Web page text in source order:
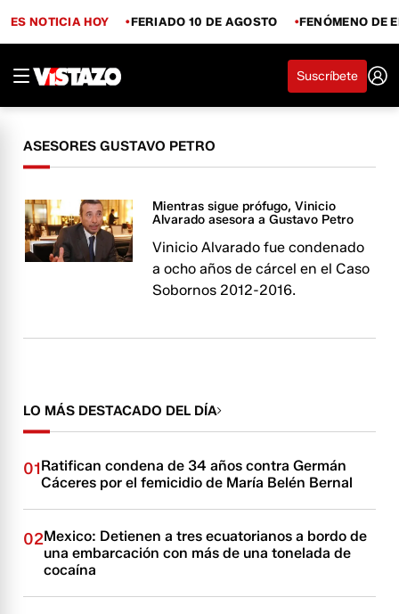
ES NOTICIA HOY FERIADO 10 DE AGOSTO FENÓMENO DE
Suscríbete
ASESORES GUSTAVO PETRO
Mientras sigue prófugo, Vinicio
Alvarado asesora a Gustavo Petro
Vinicio Alvarado fue condenado
a ocho años de cárcel en el Caso
Sobornos 2012-2016.
LO MÁS DESTACADO DEL DÍA
01Ratifican condena de 34 años contra Germán
Cáceres por el femicidio de María Belén Bernal
02Mexico: Detienen a tres ecuatorianos a bordo de
una embarcación con más de una tonelada de
cocaína